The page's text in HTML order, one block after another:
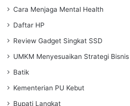
Cara Menjaga Mental Health
Daftar HP
Review Gadget Singkat SSD
UMKM Menyesuaikan Strategi Bisnis
Batik
Kementerian PU Kebut
Bupati Langkat